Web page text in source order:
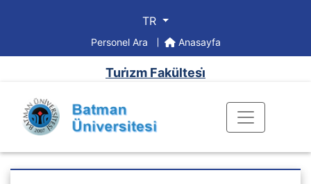
TR
Personel Ara Anasayfa
Turi̇zm Fakültesi̇